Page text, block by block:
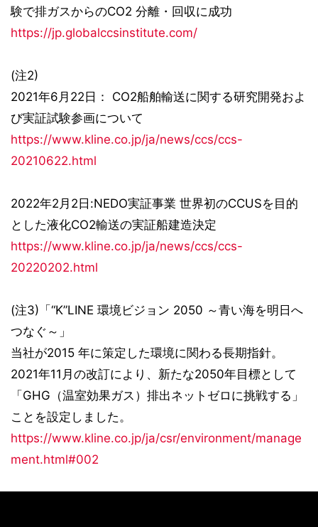
験で排ガスからのCO2 分離・回収に成功
https://jp.globalccsinstitute.com/
(注2)
2021年6月22日： CO2船舶輸送に関する研究開発およ
び実証試験参画について
https://www.kline.co.jp/ja/news/ccs/ccs-
20210622.html
2022年2月2日:NEDO実証事業 世界初のCCUSを目的
とした液化CO2輸送の実証船建造決定
https://www.kline.co.jp/ja/news/ccs/ccs-
20220202.html
(注3)「“K”LINE 環境ビジョン 2050 ～青い海を明日へ
つなぐ～」
当社が2015 年に策定した環境に関わる長期指針。
2021年11月の改訂により、新たな2050年目標として
「GHG（温室効果ガス）排出ネットゼロに挑戦する」
ことを設定しました。
https://www.kline.co.jp/ja/csr/environment/manage
ment.html#002